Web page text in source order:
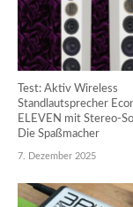
Test: Aktiv Wireless
Standlautsprecher
ELEVEN mit Stereo-
Die Spaßmacher
7. Dezember 2025